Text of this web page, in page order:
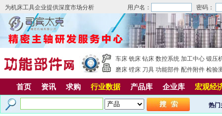
为机床工具企业提供深度市场分析 用户名： 密码：
车床 铣床 钻床 数控系统 加工中心 锻压
磨床 镗床 刀具 功能部件 配件附件 检验
首页 资讯 求购 行业数据 产品库 企业库 宏观经
热门